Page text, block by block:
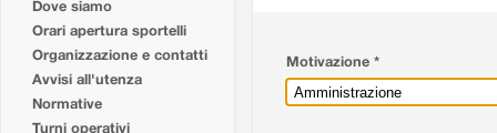
Dove siamo
Orari apertura sportelli
Organizzazione e contatti
Avvisi all'utenza
Normative
Turni operativi
Motivazione *